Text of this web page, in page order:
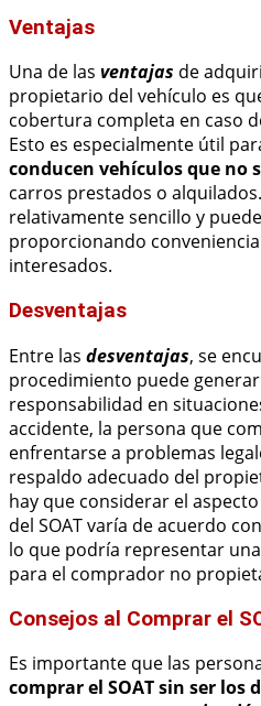
Ventajas
Una de las ventajas de
propietario del vehículo es
cobertura completa en caso
Esto es especialmente útil
conducen vehículos que no
carros prestados o
relativamente sencillo y
proporcionando
interesados.
Desventajas
Entre las desventajas, se
procedimiento puede generar
responsabilidad en
accidente, la persona que
enfrentarse a problemas
respaldo adecuado del
hay que considerar el
del SOAT varía de acuerdo
lo que podría representar
para el comprador no
Consejos al Comprar el
Es importante que las
comprar el SOAT sin ser los